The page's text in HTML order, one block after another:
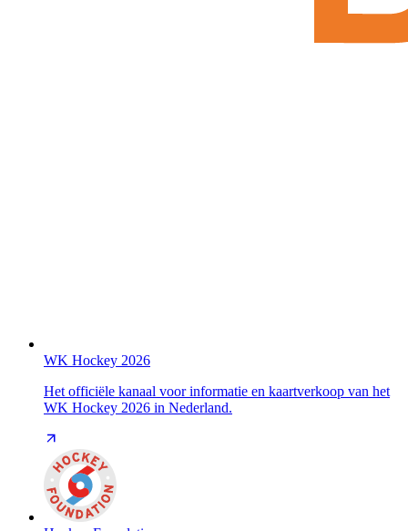
WK Hockey 2026
Het officiële kanaal voor informatie en kaartverkoop van het
WK Hockey 2026 in Nederland.